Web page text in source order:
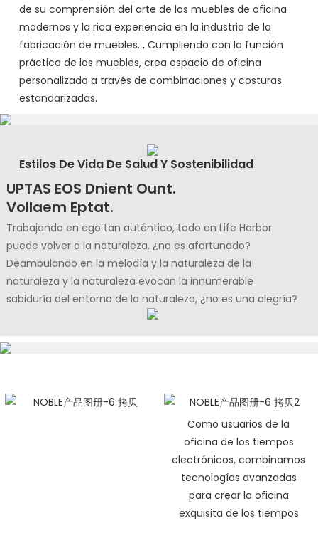
de su comprensión del arte de los muebles de oficina
modernos y la rica experiencia en la industria de la
fabricación de muebles. , Cumpliendo con la función
práctica de los muebles, crea espacio de oficina
personalizado a través de combinaciones y costuras
estandarizadas.
Estilos De Vida De Salud Y Sostenibilidad
UPTAS EOS Dnient Ount.
Vollaem Eptat.
Trabajando en ego tan auténtico, todo en Life Harbor
puede volver a la naturaleza, ¿no es afortunado?
Deambulando en la melodía y la naturaleza de la
naturaleza y la naturaleza evocan la innumerable
sabiduría del entorno de la naturaleza, ¿no es una alegría?
Como usuarios de la
oficina de los tiempos
electrónicos, combinamos
tecnologías avanzadas
para crear la oficina
exquisita de los tiempos